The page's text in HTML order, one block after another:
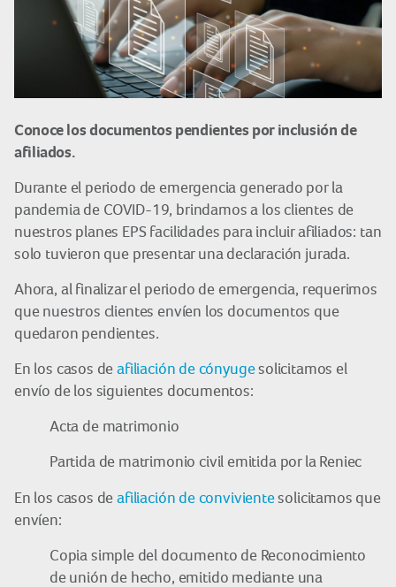
Conoce los documentos pendientes por inclusión de
afiliados.
Durante el periodo de emergencia generado por la
pandemia de COVID-19, brindamos a los clientes de
nuestros planes EPS facilidades para incluir afiliados: tan
solo tuvieron que presentar una declaración jurada.
Ahora, al finalizar el periodo de emergencia, requerimos
que nuestros clientes envíen los documentos que
quedaron pendientes.
En los casos deafiliación de cónyugesolicitamos el
envío de los siguientes documentos:
Acta de matrimonio
Partida de matrimonio civil emitida por la Reniec
En los casos deafiliación de convivientesolicitamos que
envíen:
Copia simple del documento de Reconocimiento
de unión de hecho, emitido mediante una